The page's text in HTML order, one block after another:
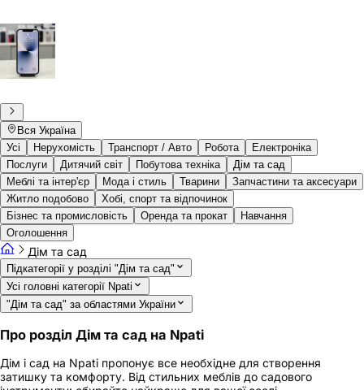
Вся Україна
Усі
Нерухомість Транспорт / Авто Робота
Електроніка
Послуги
Дитячий світ Побутова техніка
Дім та сад
Меблі та інтер'єр
Мода і стиль Тварини
Запчастини та аксесуари
Житло подобово
Хобі, спорт та відпочинок
Бізнес та промисловість
Оренда та прокат
Навчання
Оголошення
Дім та сад
Підкатегорії у розділі "Дім та сад"
Усі головні категорії Npati
"Дім та сад" за областями України
Про розділ Дім та сад на Npati
Дім і сад на Npati пропонує все необхідне для створення
затишку та комфорту. Від стильних меблів до садового